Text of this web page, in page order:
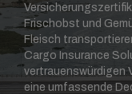
Frischobst und
Fleisch
Cargo Insurance
vertrauenswürdigen
eine umfassende